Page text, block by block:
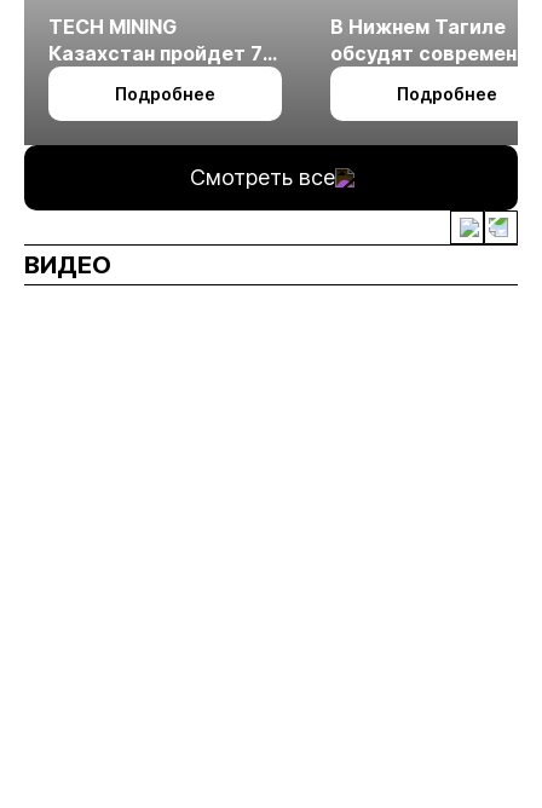
TECH MINING
Казахстан пройдет 7
октября в Алматы
Подробнее
В Нижнем Тагиле
обсудят
технологии
измельчения
Подробнее
Смотреть все
ВИДЕО